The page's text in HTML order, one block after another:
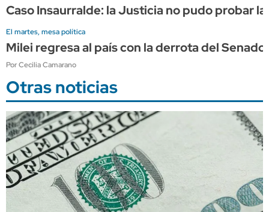
Caso Insaurralde: la Justicia no pudo probar
El martes, mesa política
Milei regresa al país con la derrota del
Por Cecilia Camarano
Otras noticias